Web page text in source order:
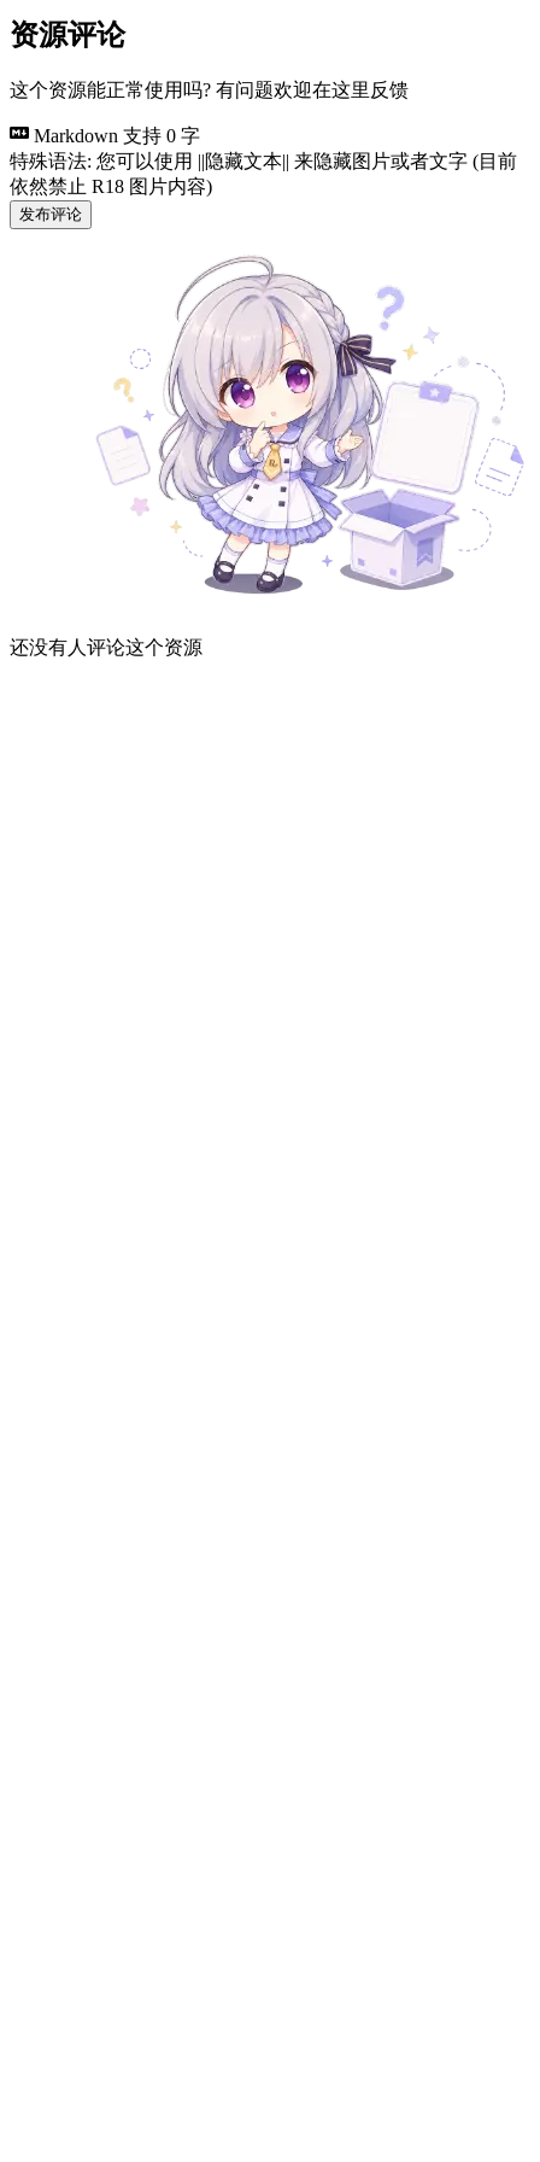
资源评论
这个资源能正常使用吗? 有问题欢迎在这里反馈
Markdown 支持 0 字
特殊语法: 您可以使用 ||隐藏文本|| 来隐藏图片或者文字 (目前
依然禁止 R18 图片内容)
发布评论
还没有人评论这个资源